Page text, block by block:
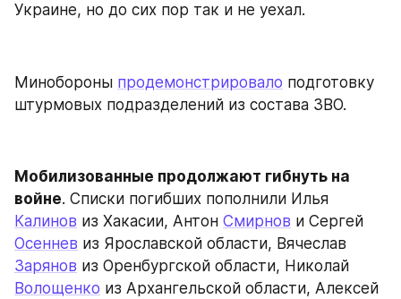
Украине, но до сих пор так и не уехал.
Минобороны продемонстрировало подготовку
штурмовых подразделений из состава ЗВО.
Мобилизованные продолжают гибнуть на
войне
Калинов из Хакасии, Антон Смирнов
Осеннев
Зарянов
Волощенко